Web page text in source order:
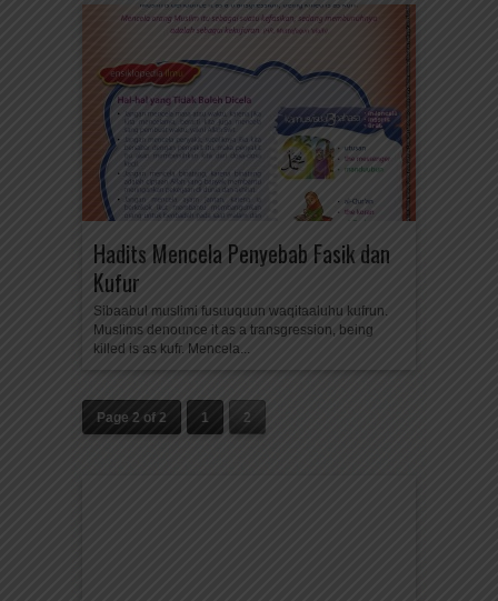
Hadits Mencela Penyebab Fasik dan
Kufur
Sibaabul muslimi fusuuquun waqitaaluhu kufrun.
Muslims denounce it as a transgression, being
killed is as kufr. Mencela...
Page 2 of 2 1 2